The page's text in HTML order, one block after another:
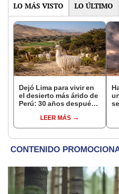
LO MÁS VISTO LO ÚLTIMO
Dejó Lima para vivir en
el desierto más árido de
Perú: 30 años después,
creó un sorprendente
ecosistema
LEER MÁS